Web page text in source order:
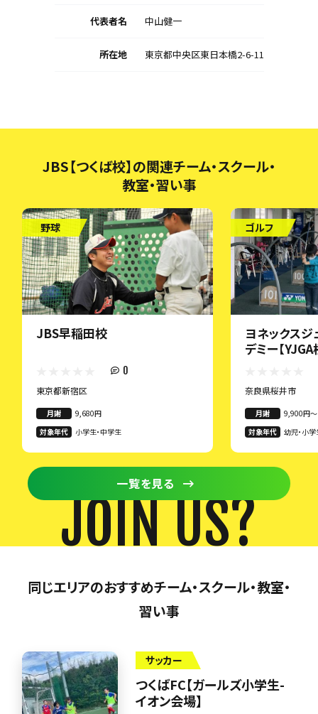
代表者名 中山健一
所在地 東京都中央区東日本橋2-6-11
JBS【つくば校】の関連チーム・スクール・
教室・習い事
野球
JBS早稲田校
0
東京都新宿区
月謝
9,680円
対象年代
小学生・中学生
ゴルフ
ヨネックス
デミー【
奈良県桜井市
月謝
9,900円〜
対象年代
幼児・小
一覧を見る
JOIN US?
同じエリアのおすすめチーム・スクール・教室・
習い事
サッカー
つくばFC【ガールズ小学生-
イオン会場】